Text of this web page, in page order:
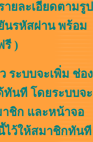
ยละเอียดตามรูป
นรหัสผ่าน พร้อม
รี )
บบจะเพิ่ม ช่อง
ทันที โดยระบบจะ
ชิก และหน้าจอ
ไว้ให้สมาชิกทันที